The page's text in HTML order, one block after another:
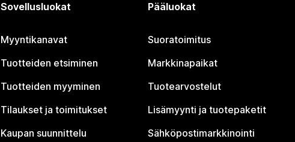
Sovellusluokat
Myyntikanavat
Tuotteiden etsiminen
Tuotteiden myyminen
Tilaukset ja toimitukset
Kaupan suunnittelu
Pääluokat
Suoratoimitus
Markkinapaikat
Tuotearvostelut
Lisämyynti ja tuotepaketit
Sähköpostimarkkinointi